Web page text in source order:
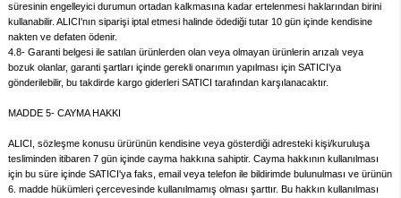
süresinin engelleyici durumun ortadan kalkmasına kadar ertelenmesi haklarından birini
kullanabilir. ALICI'nın siparişi iptal etmesi halinde ödediği tutar 10 gün içinde kendisine
nakten ve defaten ödenir.
4.8- Garanti belgesi ile satılan ürünlerden olan veya olmayan ürünlerin arızalı veya
bozuk olanlar, garanti şartları içinde gerekli onarımın yapılması için SATICI'ya
gönderilebilir, bu takdirde kargo giderleri SATICI tarafından karşılanacaktır.
MADDE 5- CAYMA HAKKI
ALICI, sözleşme konusu ürürünün kendisine veya gösterdiği adresteki kişi/kuruluşa
tesliminden itibaren 7 gün içinde cayma hakkına sahiptir. Cayma hakkının kullanılması
için bu süre içinde SATICI'ya faks, email veya telefon ile bildirimde bulunulması ve ürünün
6. madde hükümleri çercevesinde kullanılmamış olması şarttır. Bu hakkın kullanılması